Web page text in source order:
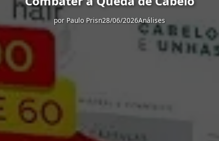
por Paulo Prisn28/06/2026Análises